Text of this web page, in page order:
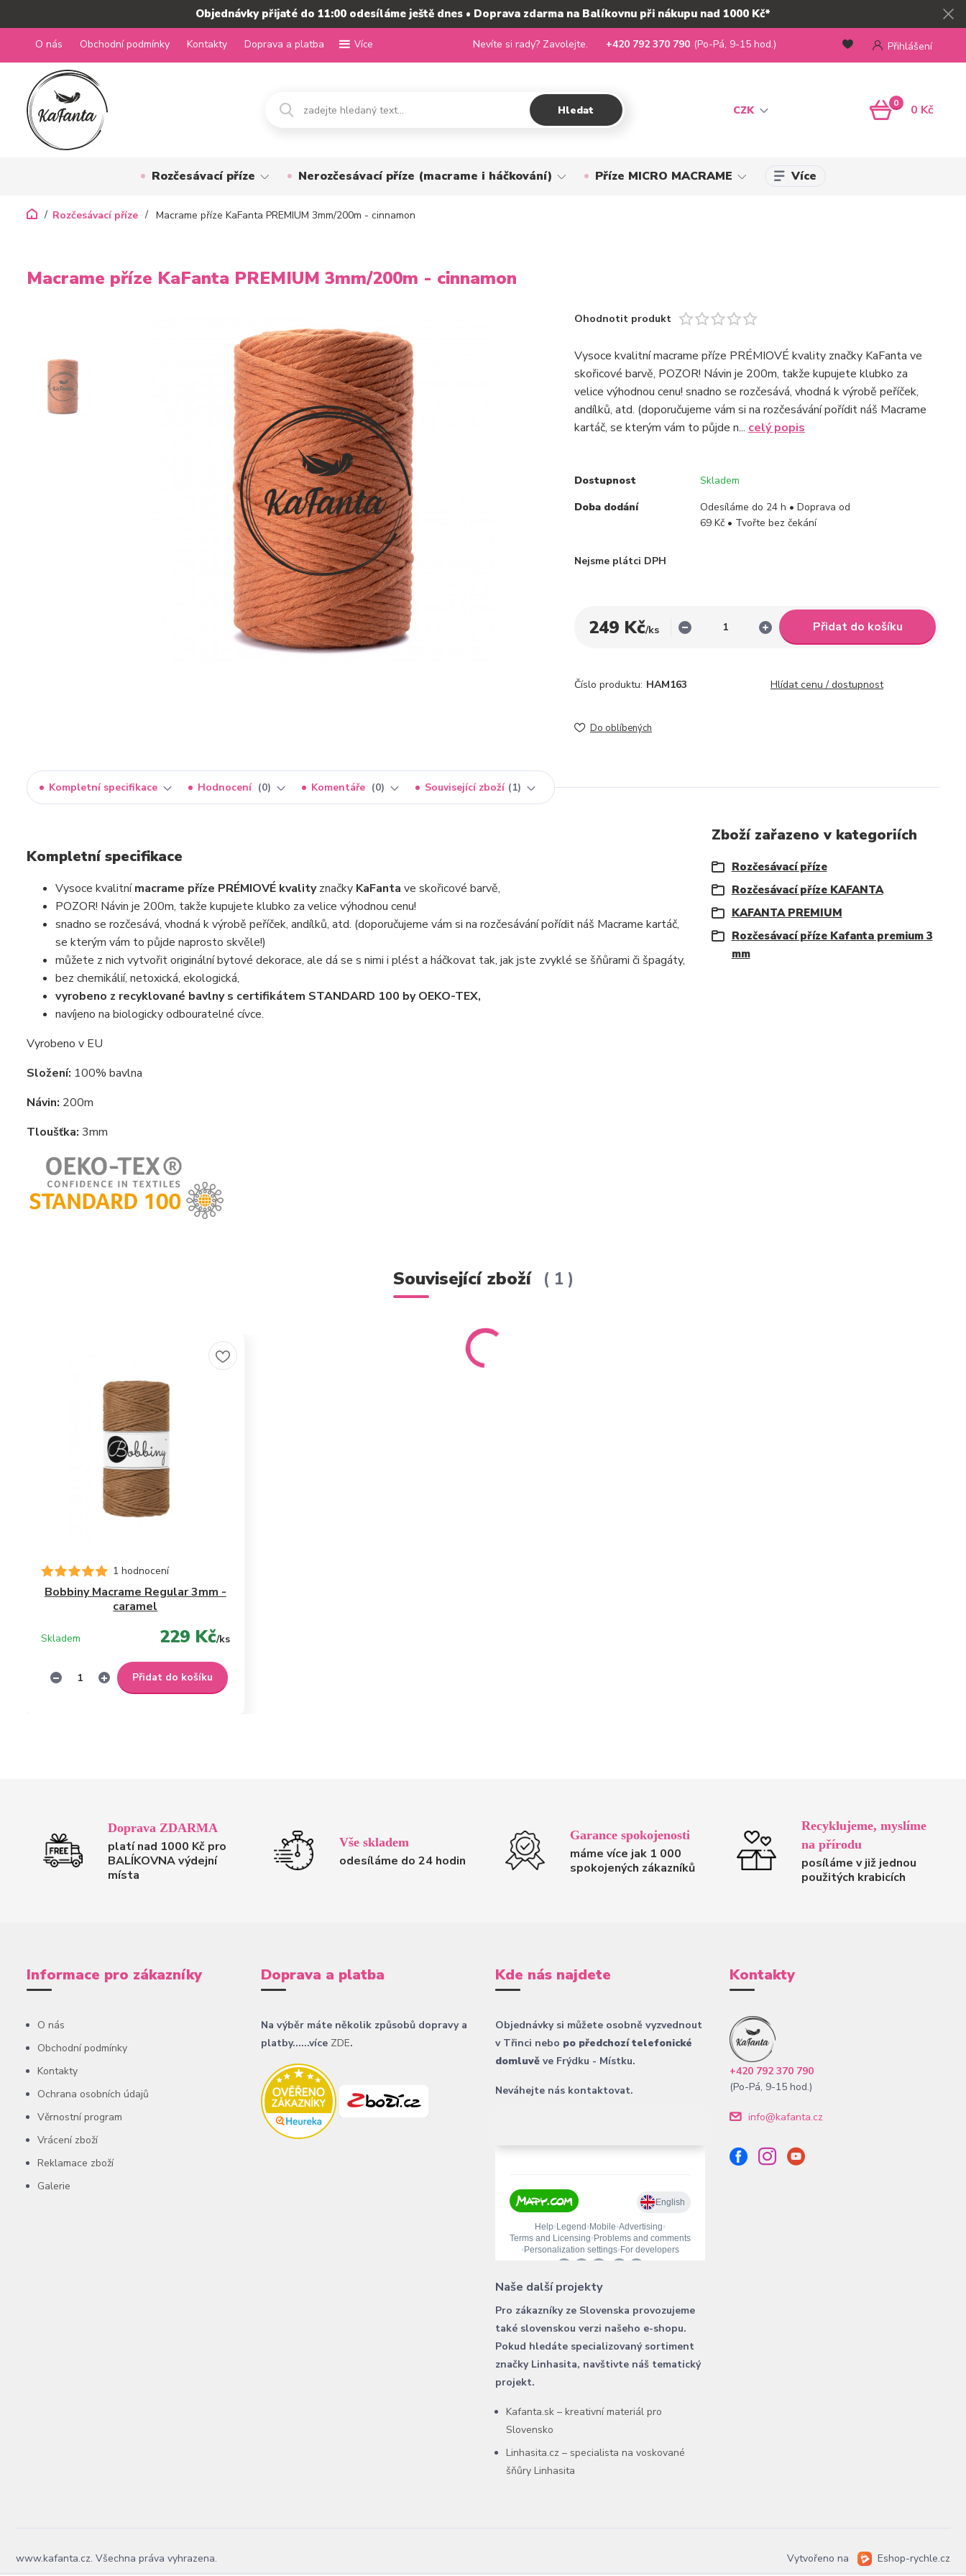
Objednávky přijaté do 11:00 odesíláme ještě dnes • Doprava zdarma na Balíkovnu při nákupu nad 1000 Kč*
O nás Obchodní podmínky Kontakty Doprava a platba Více
CZK
Přihlášení
Hledat
Nevíte si rady? Zavolejte. +420 792 370 790 (Po-Pá, 9-15 hod.)
0 0 Kč
Rozčesávací příze Nerozčesávací příze (macrame i háčkování) Příze MICRO MACRAME Více
Rozčesávací příze Macrame příze KaFanta PREMIUM 3mm/200m - cinnamon
Macrame příze KaFanta PREMIUM 3mm/200m - cinnamon
Ohodnotit produkt
Vysoce kvalitní macrame příze PRÉMIOVÉ kvality značky KaFanta ve
skořicové barvě, POZOR! Návin je 200m, takže kupujete klubko za
velice výhodnou cenu! snadno se rozčesává, vhodná k výrobě peříček,
andílků, atd. (doporučujeme vám si na rozčesávání pořídit náš Macrame
kartáč, se kterým vám to půjde n... celý popis
Dostupnost
Skladem
Doba dodání
Odesíláme do 24 h • Doprava od
69 Kč • Tvořte bez čekání
Nejsme plátci DPH
249 Kč/ks Přidat do košíku
Číslo produktu: HAM163 Hlídat cenu / dostupnost
Do oblíbených
Kompletní specifikace Hodnocení 0 Komentáře 0 Související zboží 1
Kompletní specifikace
Vysoce kvalitnímacrame příze PRÉMIOVÉ kvalityznačky KaFanta ve skořicové barvě,
POZOR! Návin je 200m, takže kupujete klubko za velice výhodnou cenu!
snadno se rozčesává, vhodná k výrobě peříček, andílků, atd. (doporučujeme vám si na rozčesávání pořídit náš Macrame kartáč,
se kterým vám to půjde naprosto skvěle!)
můžete z nich vytvořit originální bytové dekorace, ale dá se s nimi i plést a háčkovat tak, jak jste zvyklé se šňůrami či špagáty,
bez chemikálií, netoxická, ekologická,
vyrobeno z recyklované bavlny s certifikátem STANDARD 100 by OEKO-TEX,
navíjeno na biologicky odbouratelné cívce.
Vyrobeno v EU
Složení: 100% bavlna
Návin: 200m
Tloušťka: 3mm
Zboží zařazeno v kategoriích
Rozčesávací příze
Rozčesávací příze KAFANTA
KAFANTA PREMIUM
Rozčesávací příze Kafanta premium 3
mm
Související zboží 1
1 hodnocení
Bobbiny Macrame Regular 3mm -
caramel
229 Kč/ks
Skladem
Přidat do košíku
Doprava ZDARMA
platí nad 1000 Kč pro
BALÍKOVNA výdejní
místa
Vše skladem
odesíláme do 24 hodin
Garance spokojenosti
máme více jak 1 000
spokojených zákazníků
Recyklujeme, myslíme
na přírodu
posíláme v již jednou
použitých krabicích
Informace pro zákazníky
O nás
Obchodní podmínky
Kontakty
Ochrana osobních údajů
Věrnostní program
Vrácení zboží
Reklamace zboží
Galerie
Doprava a platba
Na výběr máte několik způsobů dopravy a
platby......více ZDE.
Kde nás najdete
Objednávky si můžete osobně vyzvednout
v Třinci nebo po předchozí telefonické
domluvě ve Frýdku - Místku.
Neváhejte nás kontaktovat.
Naše další projekty
Pro zákazníky ze Slovenska provozujeme
také slovenskou verzi našeho e-shopu.
Pokud hledáte specializovaný sortiment
značky Linhasita, navštivte náš tematický
projekt.
Kafanta.sk – kreativní materiál pro
Slovensko
Linhasita.cz – specialista na voskované
šňůry Linhasita
Kontakty
+420 792 370 790
(Po-Pá, 9-15 hod.)
info@kafanta.cz
www.kafanta.cz. Všechna práva vyhrazena. Vytvořeno na Eshop-rychle.cz